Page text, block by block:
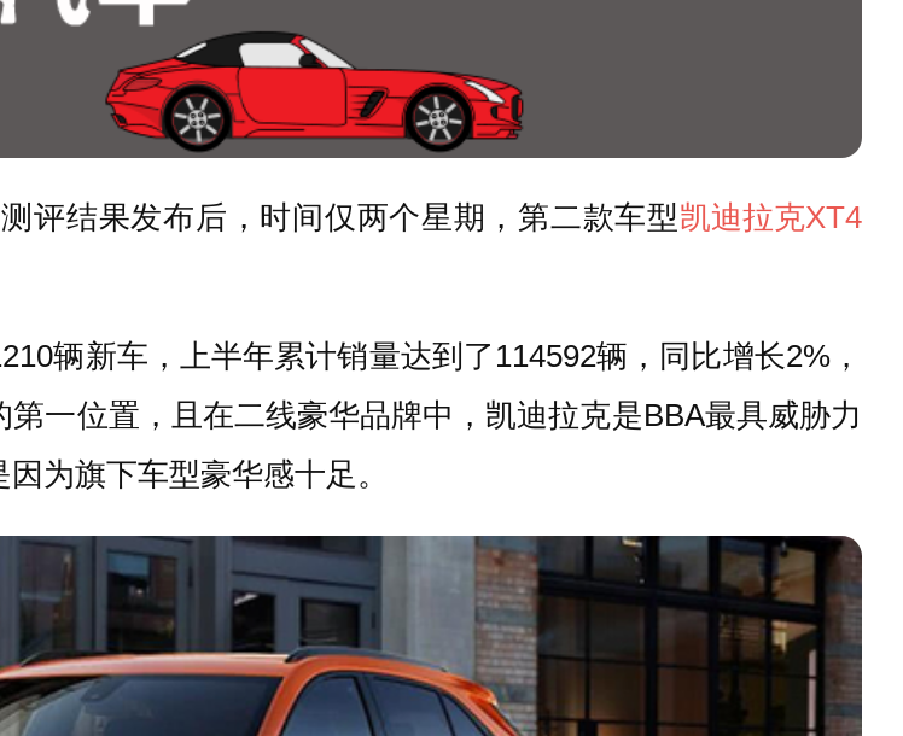
评结果发布后，时间仅两个星期，第二款车型凯迪拉克XT4
辆新车，上半年累计销量达到了114592辆，同比增长2%，
一位置，且在二线豪华品牌中，凯迪拉克是BBA最具威胁力
为旗下车型豪华感十足。